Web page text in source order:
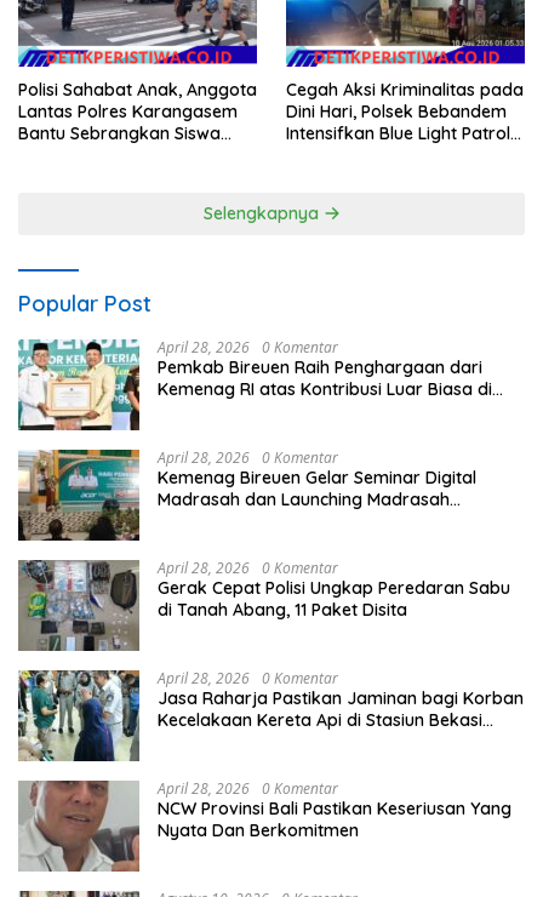
Polisi Sahabat Anak, Anggota
Lantas Polres Karangasem
Bantu Sebrangkan Siswa
Cegah Aksi Kriminalitas pada
Dini Hari, Polsek Bebandem
Intensifkan Blue Light Patrol
Selengkapnya
Popular Post
April 28, 2026 0 Komentar
Pemkab Bireuen Raih Penghargaan dari
Kemenag RI atas Kontribusi Luar Biasa di
April 28, 2026 0 Komentar
Kemenag Bireuen Gelar Seminar Digital
Madrasah dan Launching Madrasah
April 28, 2026 0 Komentar
Gerak Cepat Polisi Ungkap Peredaran Sabu
di Tanah Abang, 11 Paket Disita
April 28, 2026 0 Komentar
Jasa Raharja Pastikan Jaminan bagi Korban
Kecelakaan Kereta Api di Stasiun Bekasi
April 28, 2026 0 Komentar
NCW Provinsi Bali Pastikan Keseriusan Yang
Nyata Dan Berkomitmen